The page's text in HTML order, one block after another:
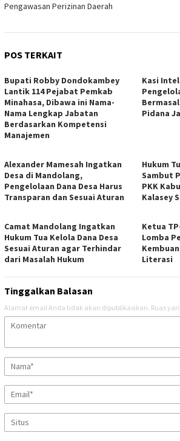
Pengawasan Perizinan Daerah
POS TERKAIT
Bupati Robby Dondokambey
Lantik 114 Pejabat Pemkab
Minahasa, Dibawa ini Nama-
Nama Lengkap Jabatan
Berdasarkan Kompetensi
Manajemen
Kasi
Pidana
Alexander Mamesah Ingatkan
Desa di Mandolang,
Pengelolaan Dana Desa Harus
Transparan dan Sesuai Aturan
Hukum
Sambut
PKK
Kalasey
Camat Mandolang Ingatkan
Hukum Tua Kelola Dana Desa
Sesuai Aturan agar Terhindar
dari Masalah Hukum
Ketua
Lomba
Literasi
Tinggalkan Balasan
Alamat email Anda tidak akan dipublikasikan. Ruas